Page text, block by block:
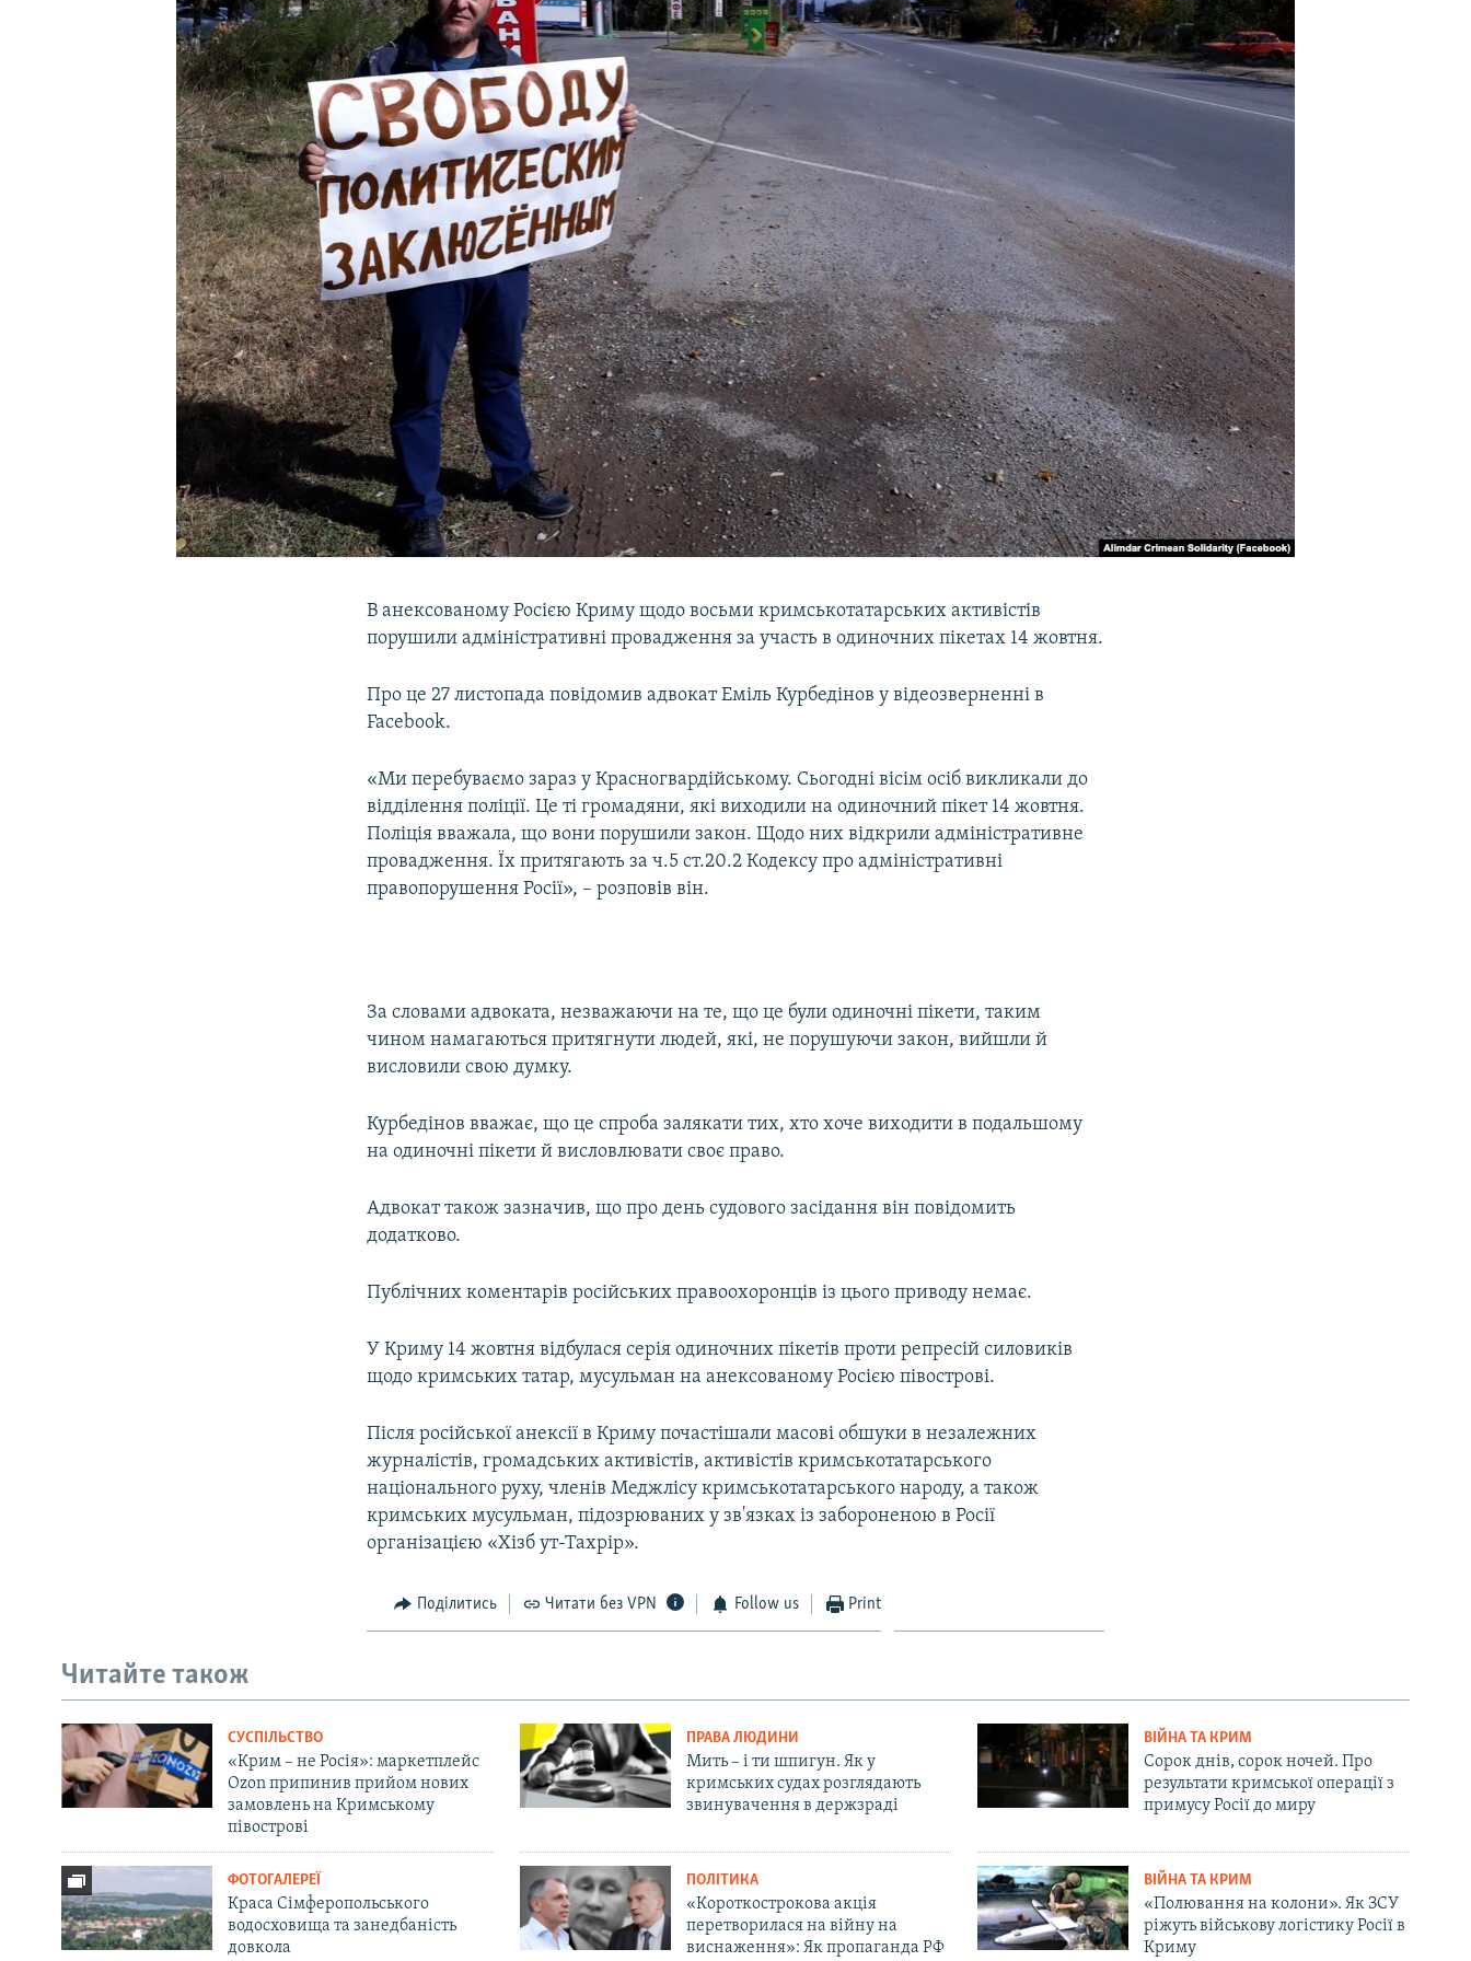
УКРАЇНСЬКА ПРОБЛЕМА КРИМУ
В анексованому Росією Криму щодо восьми кримськотатарських активістів
порушили адміністративні провадження за участь в одиночних пікетах 14 жовтня.
Про це 27 листопада повідомив адвокат Еміль Курбедінов у відеозверненні в
Facebook.
«Ми перебуваємо зараз у Красногвардійському. Сьогодні вісім осіб викликали до
відділення поліції. Це ті громадяни, які виходили на одиночний пікет 14 жовтня.
Поліція вважала, що вони порушили закон. Щодо них відкрили адміністративне
провадження. Їх притягають за ч.5 ст.20.2 Кодексу про адміністративні
правопорушення Росії», – розповів він.
За словами адвоката, незважаючи на те, що це були одиночні пікети, таким
чином намагаються притягнути людей, які, не порушуючи закон, вийшли й
висловили свою думку.
Курбедінов вважає, що це спроба залякати тих, хто хоче виходити в подальшому
на одиночні пікети й висловлювати своє право.
Адвокат також зазначив, що про день судового засідання він повідомить
додатково.
Публічних коментарів російських правоохоронців із цього приводу немає.
У Криму 14 жовтня відбулася серія одиночних пікетів проти репресій силовиків
щодо кримських татар, мусульман на анексованому Росією півострові.
Після російської анексії в Криму почастішали масові обшуки в незалежних
журналістів, громадських активістів, активістів кримськотатарського
національного руху, членів Меджлісу кримськотатарського народу, а також
кримських мусульман, підозрюваних у зв'язках із забороненою в Росії
організацією «Хізб ут-Тахрір».
Поділитись Читати без VPN Follow us Print
Читайте також
СУСПІЛЬСТВО
«Крим – не Росія»: маркетплейс
Ozon припинив прийом нових
замовлень на Кримському
півострові
ПРАВА ЛЮДИНИ
Мить – і ти шпигун. Як у
кримських судах розглядають
звинувачення в держзраді
ВІЙНА ТА КРИМ
Сорок днів, сорок ночей. Про
результати кримської операції з
примусу Росії до миру
ФОТОГАЛЕРЕЇ
Краса Сімферопольського
водосховища та занедбаність
довкола
ПОЛІТИКА
«Короткострокова акція
перетворилася на війну на
виснаження»: Як пропаганда РФ
ВІЙНА ТА КРИМ
«Полювання на колони». Як ЗСУ
ріжуть військову логістику Росії в
Криму